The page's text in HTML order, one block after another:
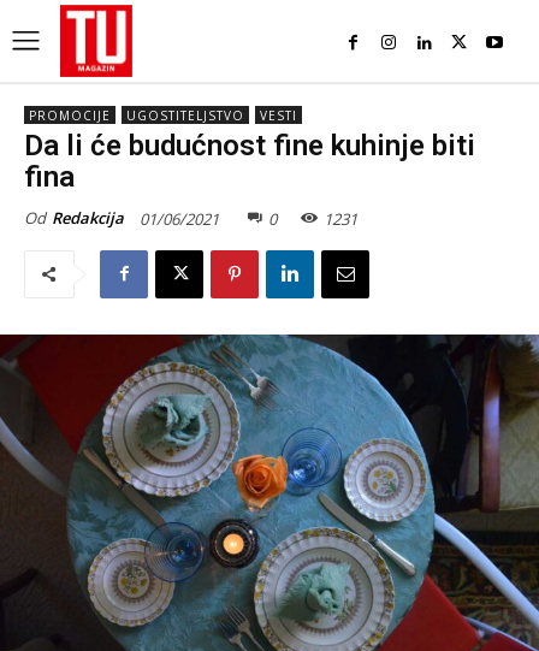
PROMOCIJE UGOSTITELJSTVO VESTI
Da li će budućnost fine kuhinje biti
fina
Od Redakcija 01/06/2021 0 1231